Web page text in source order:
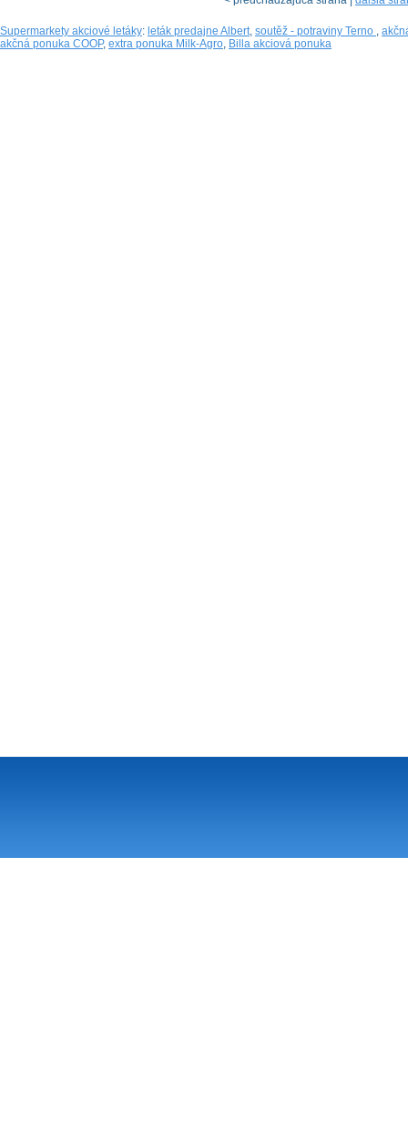
Supermarkety akciové letáky: leták predajne Albert, soutěž - potraviny Terno ,
akčná ponuka COOP, extra ponuka Milk-Agro, Billa akciová ponuka